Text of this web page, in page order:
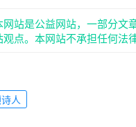
网站是公益网站，一部分文
观点。本网站不承担任何法
人